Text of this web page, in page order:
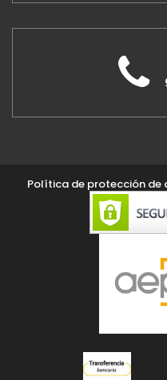
Política de protección de